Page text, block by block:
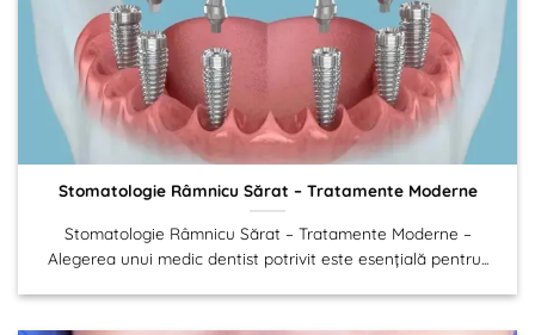
Stomatologie Râmnicu Sărat – Tratamente Moderne
Stomatologie Râmnicu Sărat – Tratamente Moderne –
Alegerea unui medic dentist potrivit este esențială pentru...